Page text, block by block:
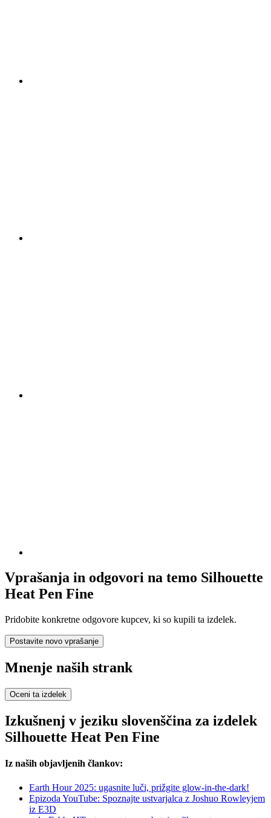
Vprašanja in odgovori na temo Silhouette
Heat Pen Fine
Pridobite konkretne odgovore kupcev, ki so kupili ta izdelek.
Postavite novo vprašanje
Mnenje naših strank
Oceni ta izdelek
Izkušnenj v jeziku slovenščina za izdelek
Silhouette Heat Pen Fine
Iz naših objavljenih člankov:
Earth Hour 2025: ugasnite luči, prižgite glow-in-the-dark!
Epizoda YouTube: Spoznajte ustvarjalca z Joshuo Rowleyjem
iz E3D